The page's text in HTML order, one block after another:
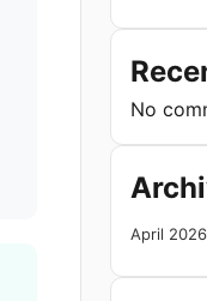
No
April 2026